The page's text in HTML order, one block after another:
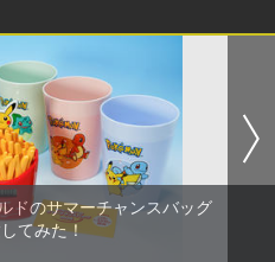
定版)【Blu-ray】 [ 鳥海浩輔 ]
あの日見た花の名前を僕達はま
い。」4K Ultra HD Blu-ray(通
ULTRA HD】 [ 超平和バスタ
ドープリペイド番号 9000円|オ
ード版
ープリペイド番号 5000円|オ
】DualSense ワイヤレスコン
ミッドナイト ブラック(CFI-
ブル
規品】Thrustmaster スラスト
TH8S シフター - PC、PS4、P
通常版 [DVD]
鬼滅の刃」無限城編 第一章 猗
完全生産限定版 [Blu-ray]
ドのサマーチャンスバッグ
てみた！